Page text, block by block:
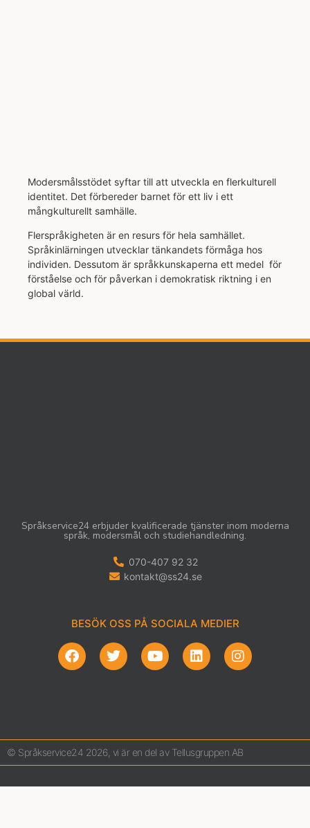
Modersmålsstödet syftar till att utveckla en flerkulturell
identitet. Det förbereder barnet för ett liv i ett
mångkulturellt samhälle.
Flerspråkigheten är en resurs för hela samhället.
Språkinlärningen utvecklar tänkandets förmåga hos
individen. Dessutom är språkkunskaperna ett medel för
förståelse och för påverkan i demokratisk riktning i en
global värld.
Språkservice24 erbjuder kvalificerade tjänster inom moderna
språk, modersmål och studiehandledning.
070-407 92 32
kontakt@ss24.se
BESÖK OSS PÅ SOCIALA MEDIER
© Språkservice24 2026, vi är en del av Tellusgruppen AB